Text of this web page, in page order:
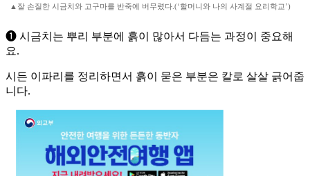
▲잘 손질한 시금치와 고구마를 반죽에 버무렸다.(‘할머니와 나의 사계절 요리학교’)
➊ 시금치는 뿌리 부분에 흙이 많아서 다듬는 과정이 중요해
요.
시든 이파리를 정리하면서 흙이 묻은 부분은 칼로 살살 긁어줍
니다.